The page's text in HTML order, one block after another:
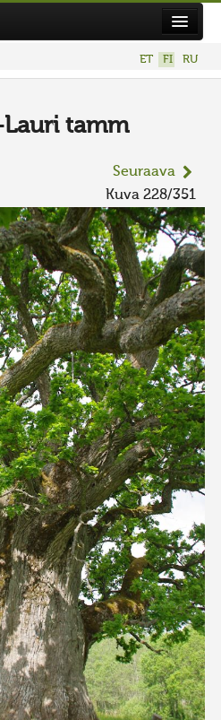
ET FI RU
tamm
Seuraava
Kuva 228/351